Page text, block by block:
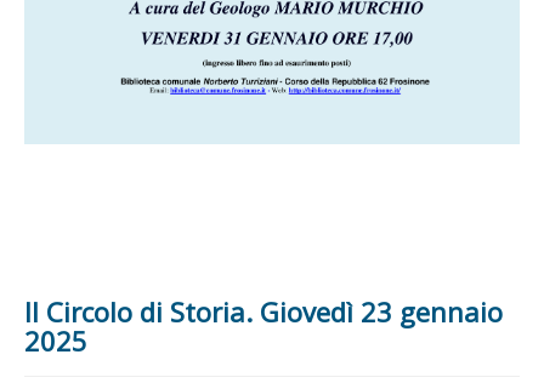
Il Circolo di Storia. Giovedì 23 gennaio
2025